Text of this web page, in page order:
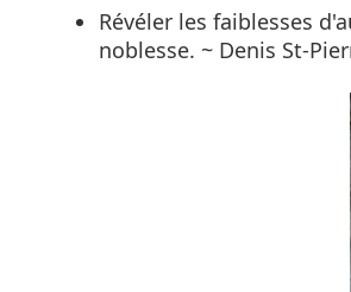
Révéler les faiblesses
noblesse. ~ Denis St-